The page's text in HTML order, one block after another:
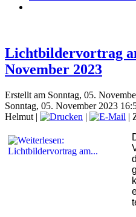
Lichtbildervortrag
November 2023
Erstellt am Sonntag, 05.
Sonntag, 05. November 2023
Helmut | |
|